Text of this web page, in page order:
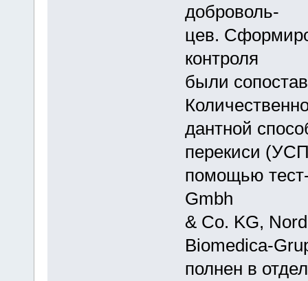
доброволь-
цев.
контроля
были
дантной
перекиси
помощью
Gmbh
& Co. KG,
Biomedica-
полнен в